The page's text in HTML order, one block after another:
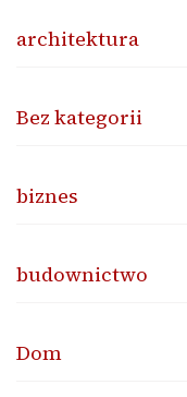
architektura
Bez kategorii
biznes
budownictwo
Dom